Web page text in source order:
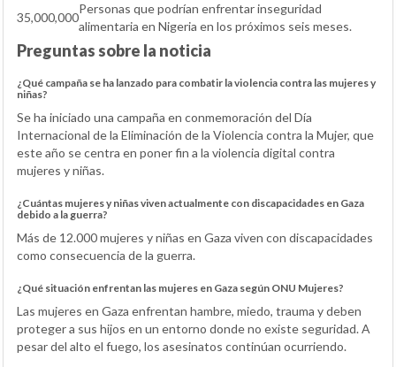
35,000,000
Personas que podrían enfrentar inseguridad
alimentaria en Nigeria en los próximos seis meses.
Preguntas sobre la noticia
¿Qué campaña se ha lanzado para combatir la violencia contra las mujeres y
niñas?
Se ha iniciado una campaña en conmemoración del Día
Internacional de la Eliminación de la Violencia contra la Mujer, que
este año se centra en poner fin a la violencia digital contra
mujeres y niñas.
¿Cuántas mujeres y niñas viven actualmente con discapacidades en Gaza
debido a la guerra?
Más de 12.000 mujeres y niñas en Gaza viven con discapacidades
como consecuencia de la guerra.
¿Qué situación enfrentan las mujeres en Gaza según ONU Mujeres?
Las mujeres en Gaza enfrentan hambre, miedo, trauma y deben
proteger a sus hijos en un entorno donde no existe seguridad. A
pesar del alto el fuego, los asesinatos continúan ocurriendo.